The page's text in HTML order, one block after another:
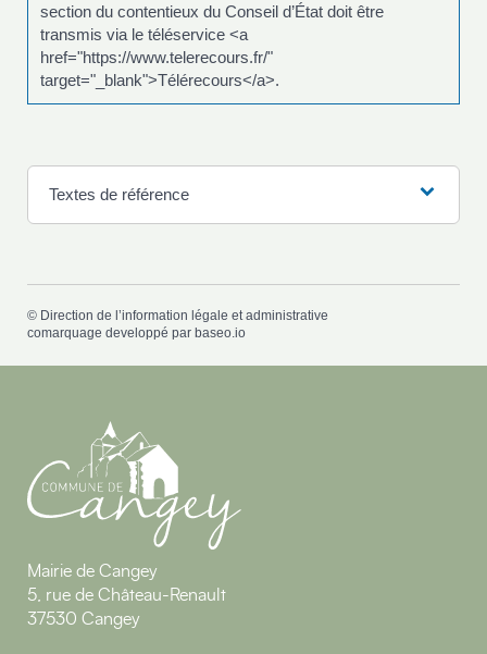
section du contentieux du Conseil d’État doit être
transmis via le téléservice <a
href="https://www.telerecours.fr/"
target="_blank">Télérecours</a>.
Textes de référence
© Direction de l’information légale et administrative
comarquage developpé par baseo.io
Mairie de Cangey
5, rue de Château-Renault
37530 Cangey